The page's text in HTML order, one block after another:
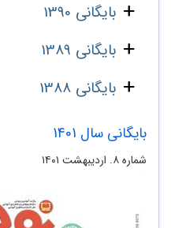
بایگانی 1390
بایگانی 1389
بایگانی 1388
بایگانی سال 1401
شماره ۸. اردیبهشت ۱۴۰۱